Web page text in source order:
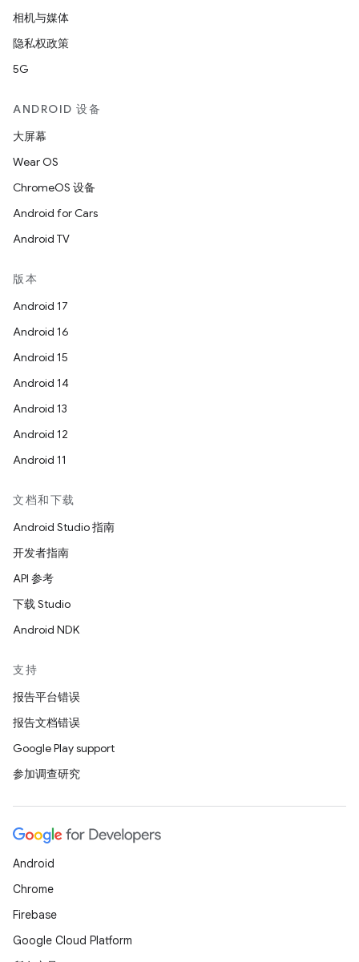
相机与媒体
隐私权政策
5G
ANDROID 设备
大屏幕
Wear OS
ChromeOS 设备
Android for Cars
Android TV
版本
Android 17
Android 16
Android 15
Android 14
Android 13
Android 12
Android 11
文档和下载
Android Studio 指南
开发者指南
API 参考
下载 Studio
Android NDK
支持
报告平台错误
报告文档错误
Google Play support
参加调查研究
Android
Chrome
Firebase
Google Cloud Platform